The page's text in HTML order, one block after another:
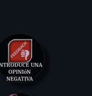
UNA
OPINIóN
NEGATIVA